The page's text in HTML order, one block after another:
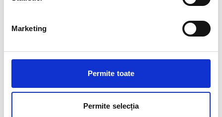
Marketing
Permite toate
Permite selecția